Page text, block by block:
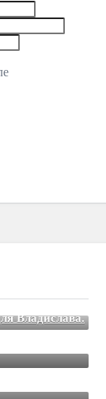
Владислава.